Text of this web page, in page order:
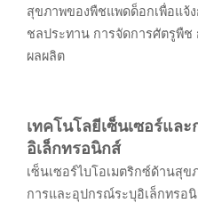
สุขภาพของพืชแพดด็อกเพื่อแจ้
ชลประทาน การจัดการศัตรูพืช
ผลผลิต
เทคโนโลยีเซ็นเซอร์แล
อิเล็กทรอนิกส์
เซ็นเซอร์ไบโอเมตริกซ์ด้านสุ
การและอุปกรณ์ระบุอิเล็กทรอ